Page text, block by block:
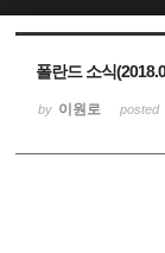
폴란드 소식
by 이원로 posted
Sketchbook5, 스케치북5